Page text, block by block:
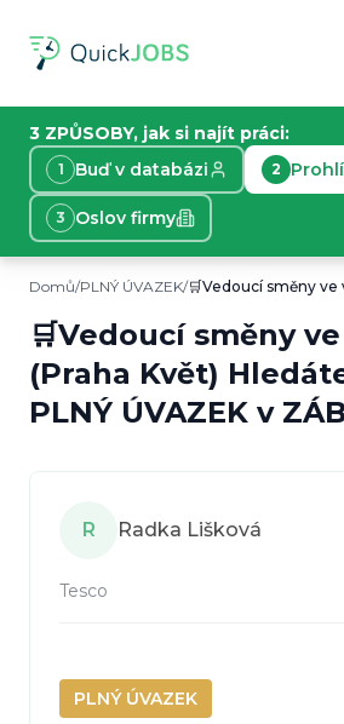
3 ZPŮSOBY, jak si najít práci:
1 Buď v databázi 2
3 Oslov firmy
Informace o nabídce práce
Toto je plný úvazek v
Typ práce:PLNÝ ÚVAZEK
Lokace:ZÁBĚHLICE
Plat:40600Kč/měsíc
Domů/PLNÝ ÚVAZEK/
🛒Vedoucí směny
(Praha Květ)
PLNÝ ÚVAZEK v
R Radka Lišková
Tesco
PLNÝ ÚVAZEK